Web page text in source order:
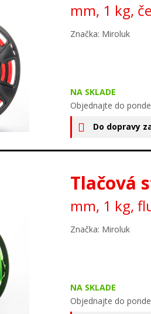
mm, 1 kg,
Značka: Miroluk
NA SKLADE
Objednajte do
Do dopravy
Tlačová
mm, 1 kg,
Značka: Miroluk
NA SKLADE
Objednajte do